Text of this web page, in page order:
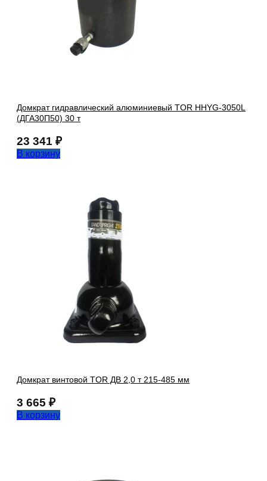
Домкрат гидравлический алюминиевый TOR HHYG-3050L
(ДГА30П50) 30 т
23 341 ₽
В корзину
Домкрат винтовой TOR ДВ 2,0 т 215-485 мм
3 665 ₽
В корзину